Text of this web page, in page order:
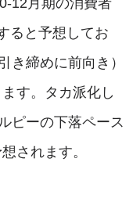
ると予想してお
き締めに前向き）
す。タカ派化し
ピーの下落ペース
されます。